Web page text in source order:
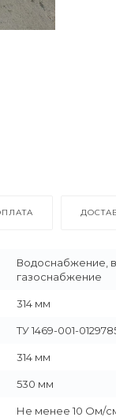
Водоснабжение,
газоснабжение
314 мм
ТУ 1469-001-
314 мм
530 мм
Не менее 10 Ом/